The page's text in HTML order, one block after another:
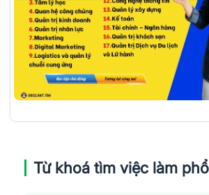
Từ khoá tìm việc làm